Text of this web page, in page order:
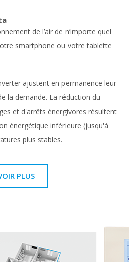
de l’air de n’importe quel
smartphone ou votre tablette
ajustent en permanence leur
la demande. La réduction du
et d'arrêts énergivores résultent
énergétique inférieure (jusqu'à
plus stables.
PLUS